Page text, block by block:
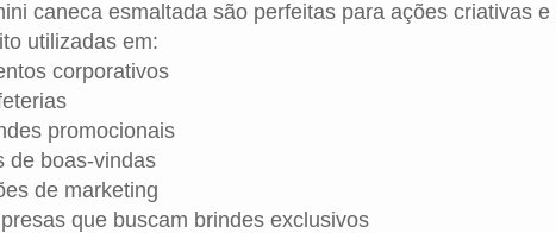
caneca esmaltada são perfeitas para ações criativas
utilizadas em:
corporativos
promocionais
de boas-vindas
de marketing
que buscam brindes exclusivos